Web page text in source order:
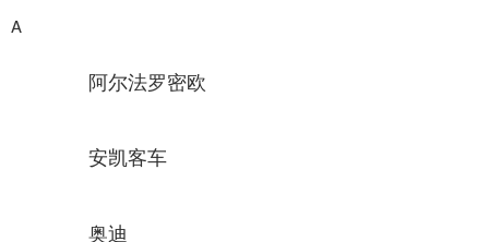
A
阿尔法罗密欧
安凯客车
奥迪